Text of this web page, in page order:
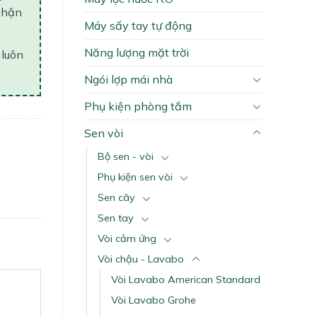
Máy sấy tay tự động
Năng lượng mặt trời
Ngói lợp mái nhà
Phụ kiện phòng tắm
Sen vòi
Bộ sen - vòi
Phụ kiện sen vòi
Sen cây
Sen tay
Vòi cảm ứng
Vòi chậu - Lavabo
Vòi Lavabo American Standard
Vòi Lavabo Grohe